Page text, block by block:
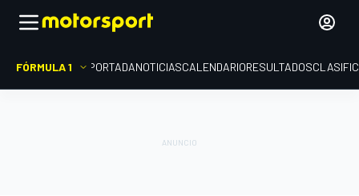
FÓRMULA 1 PORTADANOTICIASCALENDARIORESULTADOS